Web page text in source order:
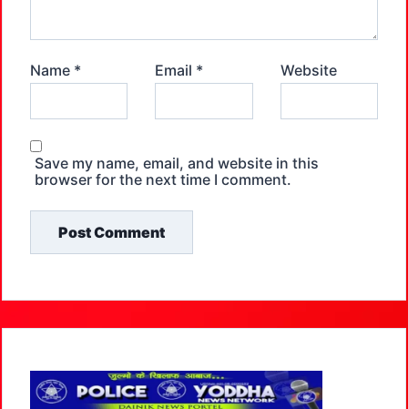
Name * Email * Website
Save my name, email, and website in this
browser for the next time I comment.